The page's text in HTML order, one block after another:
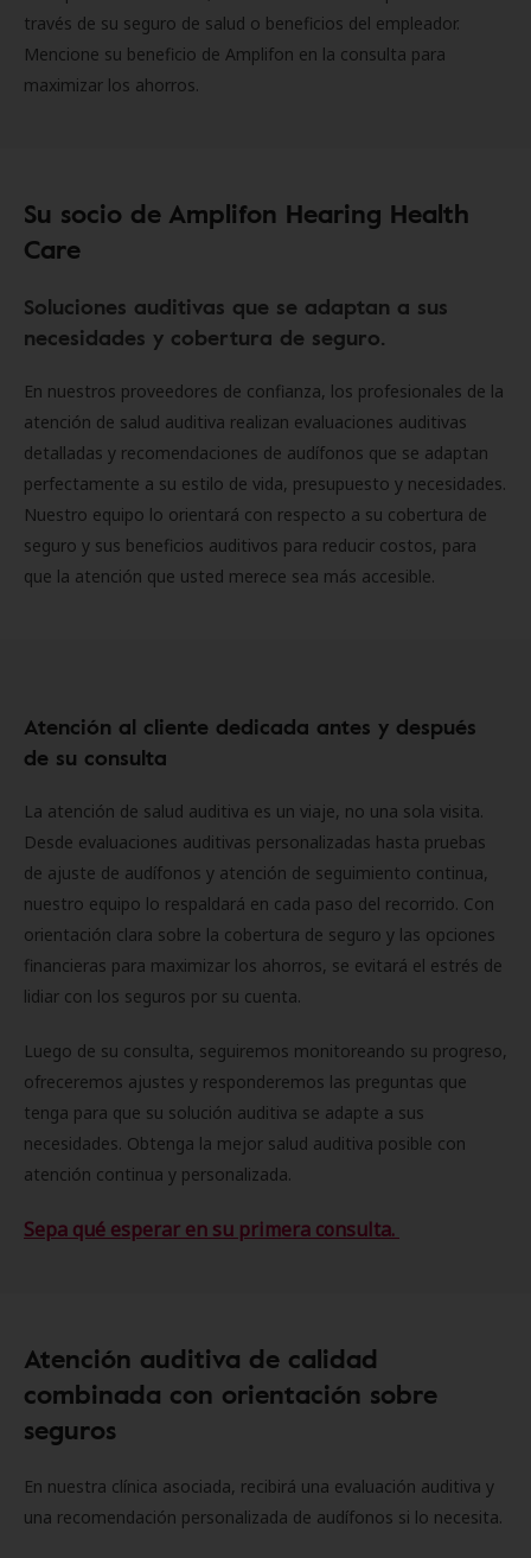
través de su seguro de salud o beneficios del empleador.
Mencione su beneficio de Amplifon en la consulta para
maximizar los ahorros.
Su socio de Amplifon Hearing Health
Care
Soluciones auditivas que se adaptan a sus
necesidades y cobertura de seguro.
En nuestros proveedores de confianza, los profesionales de la
atención de salud auditiva realizan evaluaciones auditivas
detalladas y recomendaciones de audífonos que se adaptan
perfectamente a su estilo de vida, presupuesto y necesidades.
Nuestro equipo lo orientará con respecto a su cobertura de
seguro y sus beneficios auditivos para reducir costos, para
que la atención que usted merece sea más accesible.
Atención al cliente dedicada antes y después
de su consulta
La atención de salud auditiva es un viaje, no una sola visita.
Desde evaluaciones auditivas personalizadas hasta pruebas
de ajuste de audífonos y atención de seguimiento continua,
nuestro equipo lo respaldará en cada paso del recorrido. Con
orientación clara sobre la cobertura de seguro y las opciones
financieras para maximizar los ahorros, se evitará el estrés de
lidiar con los seguros por su cuenta.
Luego de su consulta, seguiremos monitoreando su progreso,
ofreceremos ajustes y responderemos las preguntas que
tenga para que su solución auditiva se adapte a sus
necesidades. Obtenga la mejor salud auditiva posible con
atención continua y personalizada.
Sepa qué esperar en su primera consulta.
Atención auditiva de calidad
combinada con orientación sobre
seguros
En nuestra clínica asociada, recibirá una evaluación auditiva y
una recomendación personalizada de audífonos si lo necesita.